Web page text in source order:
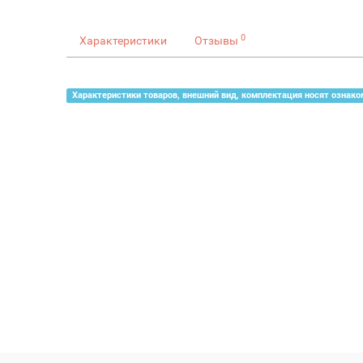
Характеристики Отзывы0
Характеристики товаров, внешний вид, комплектация носят